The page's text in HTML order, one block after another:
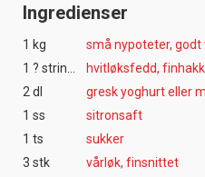
Ingredienser
1 kg
små nypoteter, godt
hvitløksfedd,
2 dl
gresk yoghurt eller
1 ss
sitronsaft
1 ts
sukker
3 stk
vårløk, finsnittet